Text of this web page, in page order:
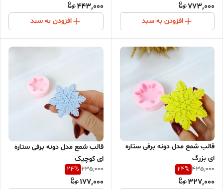
773,000
افزودن به سبد
443,000
افزودن به سبد
قالب شمع مدل دونه برفی ستاره
ای بزرگ
435,000
24%
327,000
قالب شمع مدل دونه برفی ستاره
ای کوچیک
235,000
24%
177,000